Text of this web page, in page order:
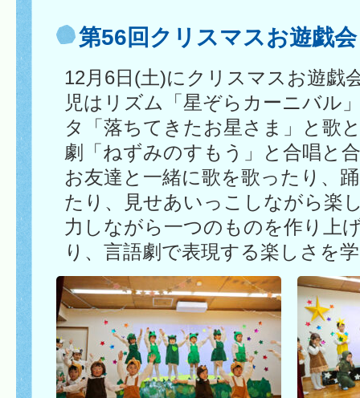
第56回クリスマスお遊戯会
12月6日(土)にクリスマスお遊戯
児はリズム「星ぞらカーニバル
タ「落ちてきたお星さま」と歌
劇「ねずみのすもう」と合唱と
お友達と一緒に歌を歌ったり、
たり、見せあいっこしながら楽
力しながら一つのものを作り上
り、言語劇で表現する楽しさを